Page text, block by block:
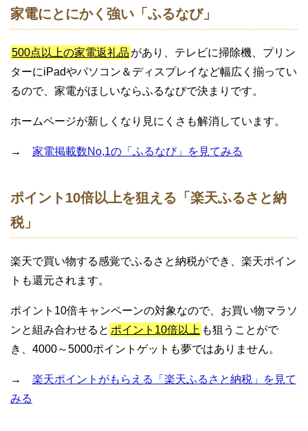
家電にとにかく強い「ふるなび」
500点以上の家電返礼品 があり、テレビに掃除機、プリン
ターにiPadやパソコン＆ディスプレイなど幅広く揃ってい
るので、家電がほしいならふるなびで決まりです。
ホームページが新しくなり見にくさも解消しています。
→ 家電掲載数No,1の「ふるなび」を見てみる
ポイント10倍以上を狙える「楽天ふるさと納
税」
楽天で買い物する感覚でふるさと納税ができ、楽天ポイン
トも還元されます。
ポイント10倍キャンペーンの対象なので、お買い物マラソ
ンと組み合わせると ポイント10倍以上 も狙うことがで
き、4000～5000ポイントゲットも夢ではありません。
→ 楽天ポイントがもらえる「楽天ふるさと納税」を見て
みる